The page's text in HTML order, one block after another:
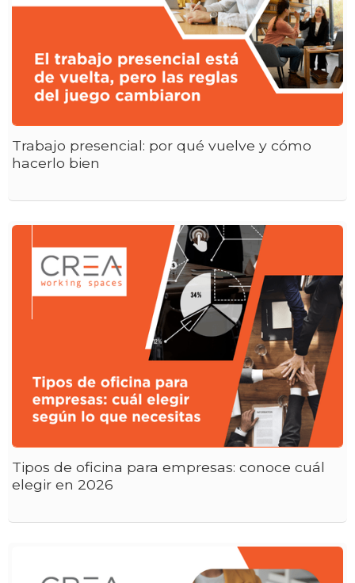
Trabajo presencial: por qué vuelve y cómo
hacerlo bien
Tipos de oficina para empresas: conoce cuál
elegir en 2026